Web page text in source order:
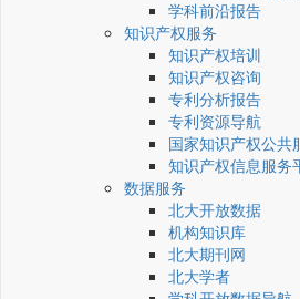
学科前沿报告
知识产权服务
知识产权培训
知识产权咨询
专利分析报告
专利资源导航
国家知识产权公共
知识产权信息服务
数据服务
北大开放数据
机构知识库
北大期刊网
北大学者